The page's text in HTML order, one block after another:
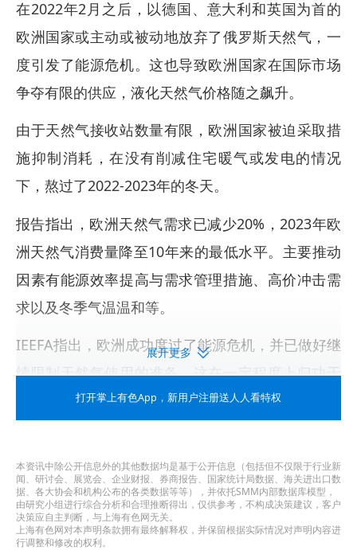
在2022年2月之后，以德国、意大利和英国为首的
欧洲国家或主动或被动地放弃了俄罗斯天然气，一
度引发了能源危机。这也导致欧洲国家在国际市场
争夺有限的供应，液化天然气价格随之飙升。
由于天然气接收站数量有限，欧洲国家被迫采取措
施抑制消耗，在没有削减住宅暖气或发电的情况
下，熬过了2022-2023年的冬天。
报告指出，欧洲天然气需求已减少20%，2023年欧
洲天然气消费量降至10年来的最低水平。主要推动
因素有能源效率提高与需求管理措施、高价冲击需
求以及冬季气温温和等。
IEEFA指出，欧洲成功度过了能源危机，并已做好继
续限制天然气使用的准备，这在一定程度上归功于
提高效率的措施和再生能源的部署。
方面取得了成功，但俄罗斯对欧洲的液化天然气供
应却不降反升。
西班牙去年购买了俄罗斯供应的所有液化天然气的
展开更多
打开掌上有色App ，新用户注册送人人看特权
本资讯中除公开信息外的其他数据均是基于公开信息（包括但不仅限于行业新
闻、研讨会、展览会、企业财报、券商报告、国家统计局数据、海关进出口数
据、各大协会和机构公布的各类数据等等），并依托SMM内部数据库模型，
由研究小组进行综合分析和合理推断得出，仅供参考，不构成决策建议，客户
决策应自主判断，与上海有色网无关。
上海有色网对本声明条款拥有最终解释权，并保留根据实际情况对声明内容进
行调整和修改的权利。